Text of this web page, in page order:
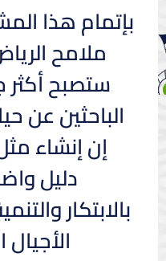
بإتمام هذا
ملامح
ستصبح أكثر
الباحثين عن
إن إنشاء
دليل
بالابتكار